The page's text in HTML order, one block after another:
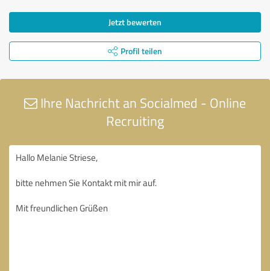
Jetzt bewerten
Profil teilen
Ihre Nachricht an Socialmed - Online
Recruiting